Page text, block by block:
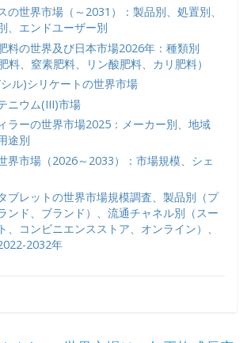
の世界市場（～2031）：製品別、処置別、
、エンドユーザー別
料の世界及び日本市場2026年：種類別
料、窒素肥料、リン酸肥料、カリ肥料）
ル)シリケートの世界市場
ニウム(III)市場
ラーの世界市場2025：メーカー別、地域
途別
界市場（2026～2033）：市場規模、シェ
ブレットの世界市場規模調査、製品別（プ
ンド、ブランド）、流通チャネル別（スー
、コンビニエンスストア、オンライン）、
2032年